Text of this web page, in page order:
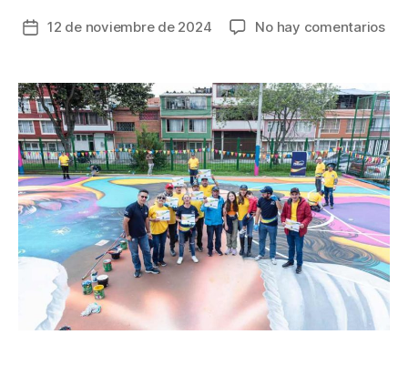
Fecha
entrada
12 de noviembre de 2024 No hay comentariosen
en
la
de
en
la
de